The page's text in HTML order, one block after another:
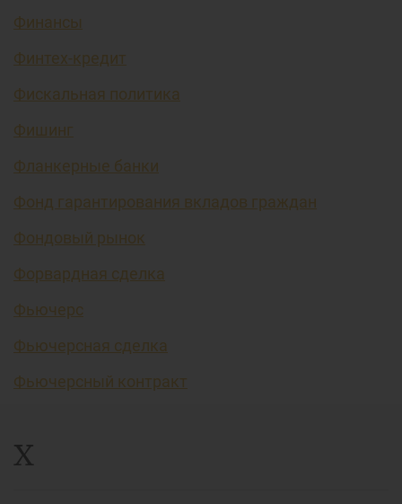
Финансы
Финтех-кредит
Фискальная политика
Фишинг
Фланкерные банки
Фонд гарантирования вкладов граждан
Фондовый рынок
Форвардная сделка
Фьючерс
Фьючерсная сделка
Фьючерсный контракт
Х